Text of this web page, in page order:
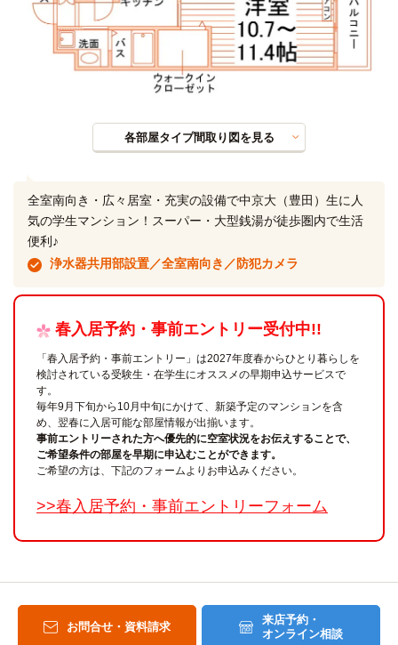
各部屋タイプ間取り図を見る
全室南向き・広々居室・充実の設備で中京大（豊田）生に人
気の学生マンション！スーパー・大型銭湯が徒歩圏内で生活
便利♪
浄水器共用部設置／全室南向き／防犯カメラ
春入居予約・事前エントリー受付中!!
「春入居予約・事前エントリー」は2027年度春からひとり暮らしを
検討されている受験生・在学生にオススメの早期申込サービスで
す。
毎年9月下旬から10月中旬にかけて、新築予定のマンションを含
め、翌春に入居可能な部屋情報が出揃います。
事前エントリーされた方へ優先的に空室状況をお伝えすることで、
ご希望条件の部屋を早期に申込むことができます。
ご希望の方は、下記のフォームよりお申込みください。
>>春入居予約・事前エントリーフォーム
お問合せ・資料請求
来店予約・
オンライン相談